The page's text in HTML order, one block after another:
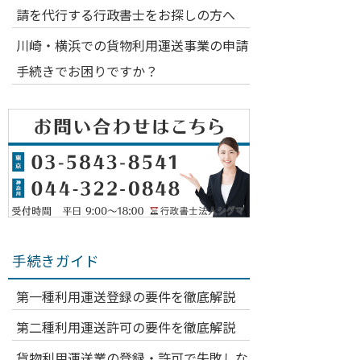
請を代行する行政書士をお探しの方へ
川崎・横浜での貨物利用運送事業の申請
手続きでお困りですか？
手続きガイド
第一種利用運送登録の要件を徹底解説
第二種利用運送許可の要件を徹底解説